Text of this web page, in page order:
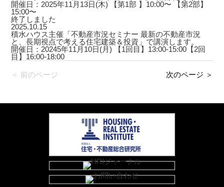
開催日：2025年11月13日(木) 【第1部 】10:00〜 【第2部】
15:00〜
終了しました
2025.10.15
積水ハウス主催「不動産市況セミナー 最新の不動産市況
と、長期視点で考える住宅建築＆投資」で講演します。
開催日：20245年11月10日(月) 【1回目】13:00-15:00【2回
目】16:00-18:00
＜ 前のページ 次のページ ＞